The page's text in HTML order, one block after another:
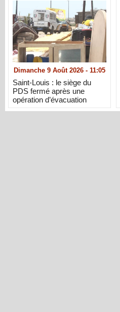
Dimanche 9 Août 2026 - 11:05
Saint-Louis : le siège du
PDS fermé après une
opération d’évacuation